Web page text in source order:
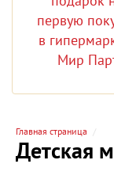
Главная страница
Детская